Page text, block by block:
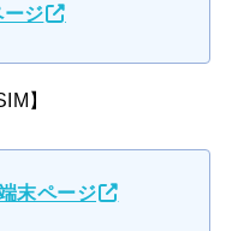
ジ
】
末ページ